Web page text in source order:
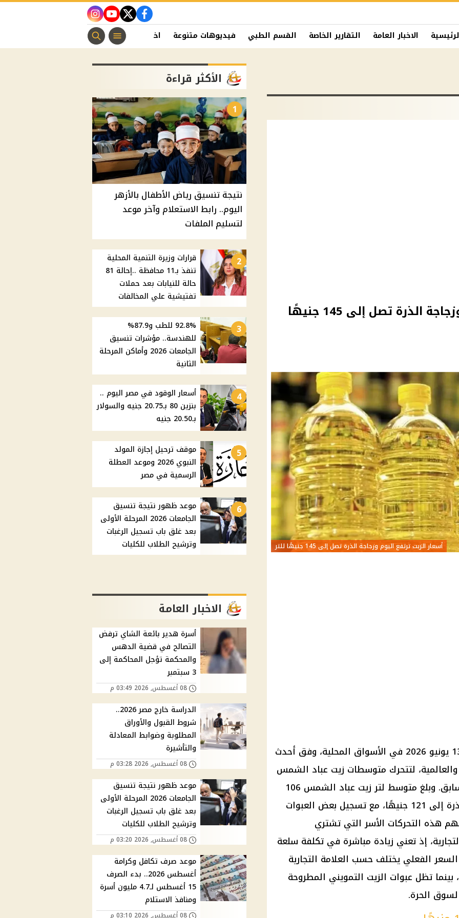
facebook
twitter
youtube
instagram
الاخبار العامة التقارير الخاصة القسم الطبي فيديوهات متنوعة اخبار الفن منوعات مسيحية
أسعار الزيت ترتفع اليوم وزجاجة الذرة تصل إلى 145 جنيهًا
أسعار الزيت ترتفع اليوم وزجاجة الذرة تصل إلى 145 جنيهًا للتر
ارتفعت أسعار الزيت اليوم السبت 13 يونيو 2026 في الأسواق المحلية، وفق أحدث
والعالمية، لتتحرك متوسطات زيت عباد الشمس
والذرة صعودًا مقارنة بالتسجيل السابق. وبلغ متوسط لتر زيت عباد الشمس 106
جنيهات، بينما وصل متوسط زيت الذرة إلى 121 جنيهًا، مع تسجيل بعض العبوات
للتر. وتهم هذه التحركات الأسر التي تشتري
إذ تعني زيادة مباشرة في تكلفة سلعة
الفعلي يختلف حسب العلامة التجارية
تظل عبوات الزيت التمويني المطروحة
الحرة.
الأكثر قراءة
1
نتيجة تنسيق رياض الأطفال بالأزهر
اليوم.. رابط الاستعلام وآخر موعد
لتسليم الملفات
2
قرارات وزيرة التنمية المحلية
تنفذ بـ11 محافظة ..إحالة 81
حالة للنيابات بعد حملات
تفتيشية علي المخالفات
3
92.8% للطب و87.9%
للهندسة.. مؤشرات تنسيق
الجامعات 2026 وأماكن المرحلة
الثانية
4
أسعار الوقود في مصر اليوم ..
بنزين 80 بـ20.75 جنيه والسولار
بـ20.50 جنيه
5
موقف ترحيل إجازة المولد
النبوي 2026 وموعد العطلة
الرسمية في مصر
6
موعد ظهور نتيجة تنسيق
الجامعات 2026 المرحلة الأولى
بعد غلق باب تسجيل الرغبات
وترشيح الطلاب للكليات
الاخبار العامة
أسرة هدير بائعة الشاي ترفض
التصالح في قضية الدهس
والمحكمة تؤجل المحاكمة إلى
3 سبتمبر
08 أغسطس, 2026 03:49 م
الدراسة خارج مصر 2026..
شروط القبول والأوراق
المطلوبة وضوابط المعادلة
والتأشيرة
08 أغسطس, 2026 03:28 م
موعد ظهور نتيجة تنسيق
الجامعات 2026 المرحلة الأولى
بعد غلق باب تسجيل الرغبات
وترشيح الطلاب للكليات
08 أغسطس, 2026 03:20 م
موعد صرف تكافل وكرامة
أغسطس 2026.. بدء الصرف
15 أغسطس لـ4.7 مليون أسرة
ومنافذ الاستلام
08 أغسطس, 2026 03:10 م